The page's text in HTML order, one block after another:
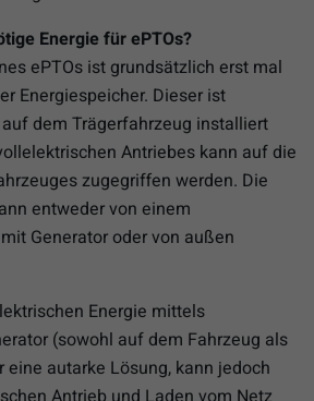
Energie für ePTOs?
ePTOs ist grundsätzlich erst mal
Energiespeicher. Dieser ist
dem Trägerfahrzeug installiert
Antriebes kann auf die
zugegriffen werden. Die
entweder von einem
Generator oder von außen
Energie mittels
(sowohl auf dem Fahrzeug als
autarke Lösung, kann jedoch